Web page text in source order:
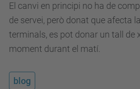
El canvi en principi no ha de
de servei, però donat que afecta
terminals, es pot donar un tall de
moment durant el matí.
blog